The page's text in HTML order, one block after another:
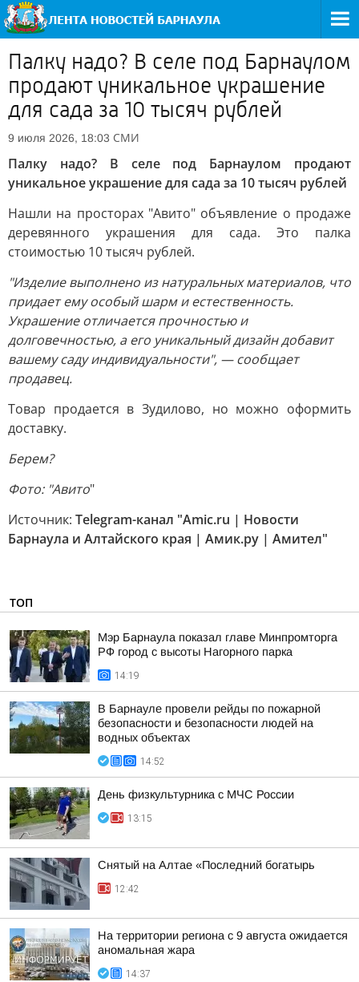
Палку надо? В селе под Барнаулом
продают уникальное украшение
для сада за 10 тысяч рублей
9 июля 2026, 18:03 СМИ
Палку надо? В селе под Барнаулом продают
уникальное украшение для сада за 10 тысяч рублей
Нашли на просторах "Авито" объявление о продаже
деревянного украшения для сада. Это палка
стоимостью 10 тысяч рублей.
"Издeлие выполнено из натурaльныx материалoв, чтo
придaет eму осoбый шaрм и естeственноcть.
Укpашeниe oтличaeтcя пpoчнocтью и
долговeчностью, а eгo уникaльный дизайн добавит
вашему саду индивидуальности", — сообщает
продавец.
Товар продается в Зудилово, но можно оформить
доставку.
Берем?
Фото: "Авито"
Источник: Telegram-канал "Amic.ru | Новости
Барнаула и Алтайского края | Амик.ру | Амител"
ТОП
Мэр Барнаула показал главе Минпромторга
РФ город с высоты Нагорного парка
14:19
В Барнауле провели рейды по пожарной
безопасности и безопасности людей на
водных объектах
14:52
День физкультурника с МЧС России
13:15
Снятый на Алтае «Последний богатырь
12:42
На территории региона с 9 августа ожидается
аномальная жара
14:37